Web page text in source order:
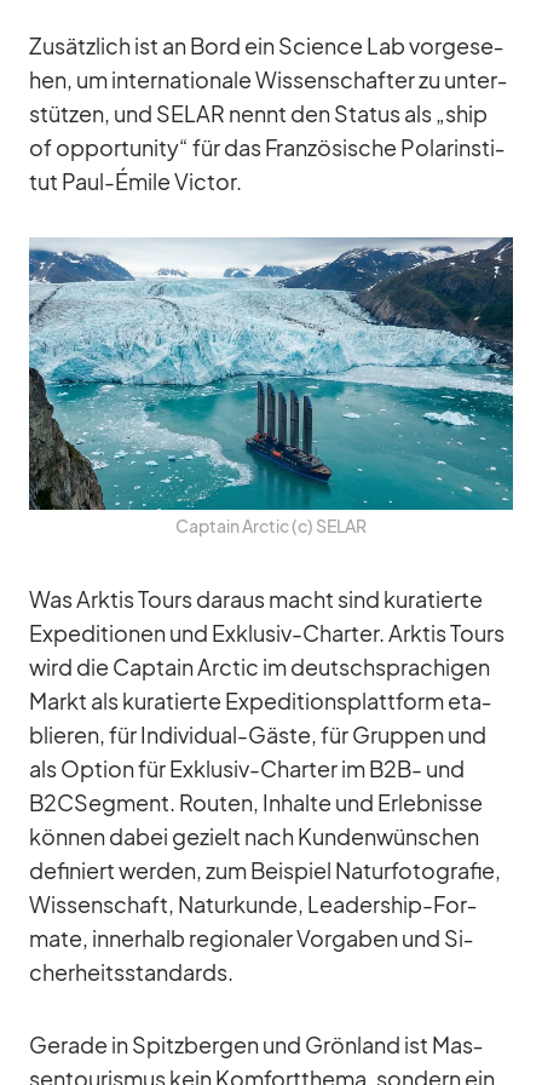
Zu­sätz­lich ist an Bord ein Sci­ence Lab vor­ge­se­
hen, um in­ter­na­tio­nale Wis­sen­schaf­ter zu un­ter­
stüt­zen, und SELAR nennt den Sta­tus als „ship
of op­por­tu­nity“ für das Fran­zö­si­sche Po­lar­in­sti­
tut Paul-Émile Vic­tor.
Cap­tain Arc­tic (c) SELAR
Was Ark­tis Tours dar­aus macht sind ku­ra­tierte
Ex­pe­di­tio­nen und Ex­klu­siv-Char­ter. Ark­tis Tours
wird die Cap­tain Arc­tic im deutsch­spra­chi­gen
Markt als ku­ra­tierte Ex­pe­di­ti­ons­platt­form eta­
blie­ren, für In­di­vi­dual-Gäste, für Grup­pen und
als Op­tion für Ex­klu­siv-Char­ter im B2B- und
B2CSegment. Rou­ten, In­halte und Er­leb­nisse
kön­nen da­bei ge­zielt nach Kun­den­wün­schen
de­fi­niert wer­den, zum Bei­spiel Na­tur­fo­to­gra­fie,
Wis­sen­schaft, Na­tur­kunde, Lea­der­ship-For­
mate, in­ner­halb re­gio­na­ler Vor­ga­ben und Si­
cher­heits­stan­dards.
Ge­rade in Spitz­ber­gen und Grön­land ist Mas­
sen­tou­ris­mus kein Kom­fort­thema, son­dern ein